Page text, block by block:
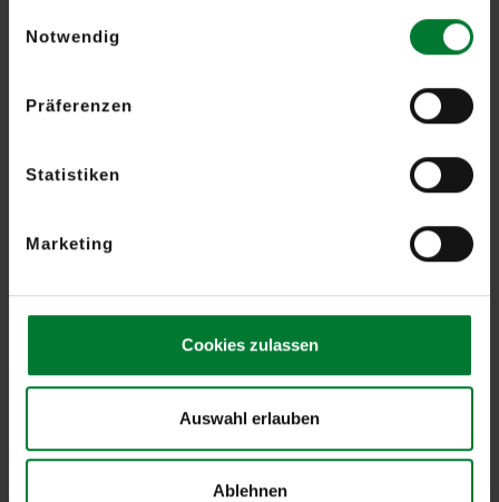
Notwendig
Präferenzen
Statistiken
Marketing
Cookies zulassen
Auswahl erlauben
Ablehnen